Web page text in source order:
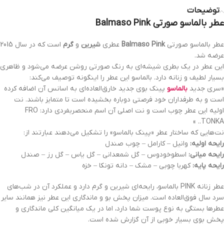
توضیحات
عطر بالماسو صورتی Balmaso Pink
عطر بالماسو صورتیBalmaso Pink عطری شیرین و گرم
است که در سال 2015
عرضه شد.
این عطر در یک بطری شیشه‌ای به رنگ صورتی روشن عرضه می‌شود و ظاهری
بسیار لطیف و زنانه دارد. بالماسو این عطر را اینگونه توصیف می‌کند:
«سری جدید بالماسو پینک بوی جدید خارق‌العاده‌ای به اسانس آن اضافه کرده
است و به طرفداران خود فرصتی دوباره بخشیده است تا متمایز باشند. نت
اولیه این عطر چوب است و نت اصلی آن اسم منحصربفردی دارد: FRO
TONKA.. »
نت‌هایی که ساختار عطر «پینک بالماسو» را تشکیل می‌دهند عبارتند از:
رایحه اولیه: وانیل – کارامل – چوب صندل
رایحه میانی: اسطوخودوس – گل شمعدانی – گل یاس – گل رز – صندل
رایحه پایه: کهربا چوبی – مشک – دانه تونکا – خزه
عطر زنانه PINK بالماسو، رایحه‌ای شیرین و گرم دارد و عملکرد آن در شب‌های
سرد سال فوق‌العاده است. میزان پخش بو و ماندگاری این عطر نیز همانند سایر
عطرها بستگی به نوع پوست شما دارد، اما در یک میانگین کلی ماندگاری و
پخش بوی بسیار خوبی از آن گزارش شده است.